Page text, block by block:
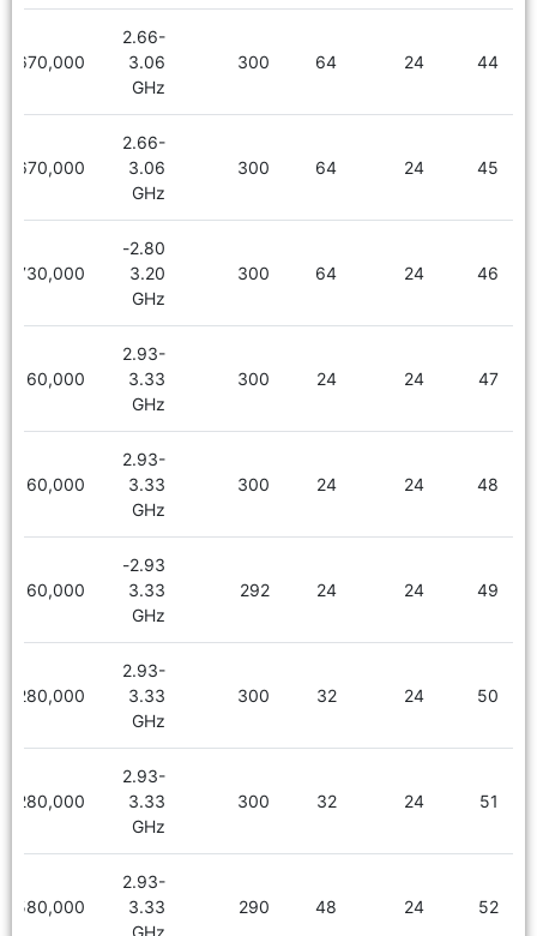
44
24
64
300
2.66-
3.06
GHz
2,670,000
45
24
64
300
2.66-
3.06
GHz
2,670,000
46
24
64
300
2.80-
3.20
GHz
2,730,000
47
24
24
300
2.93-
3.33
GHz
2,160,000
48
24
24
300
2.93-
3.33
GHz
2,160,000
49
24
24
292
2.93-
3.33
GHz
2,160,000
50
24
32
300
2.93-
3.33
GHz
2,280,000
51
24
32
300
2.93-
3.33
GHz
2,280,000
52
24
48
290
2.93-
3.33
GHz
2,580,000